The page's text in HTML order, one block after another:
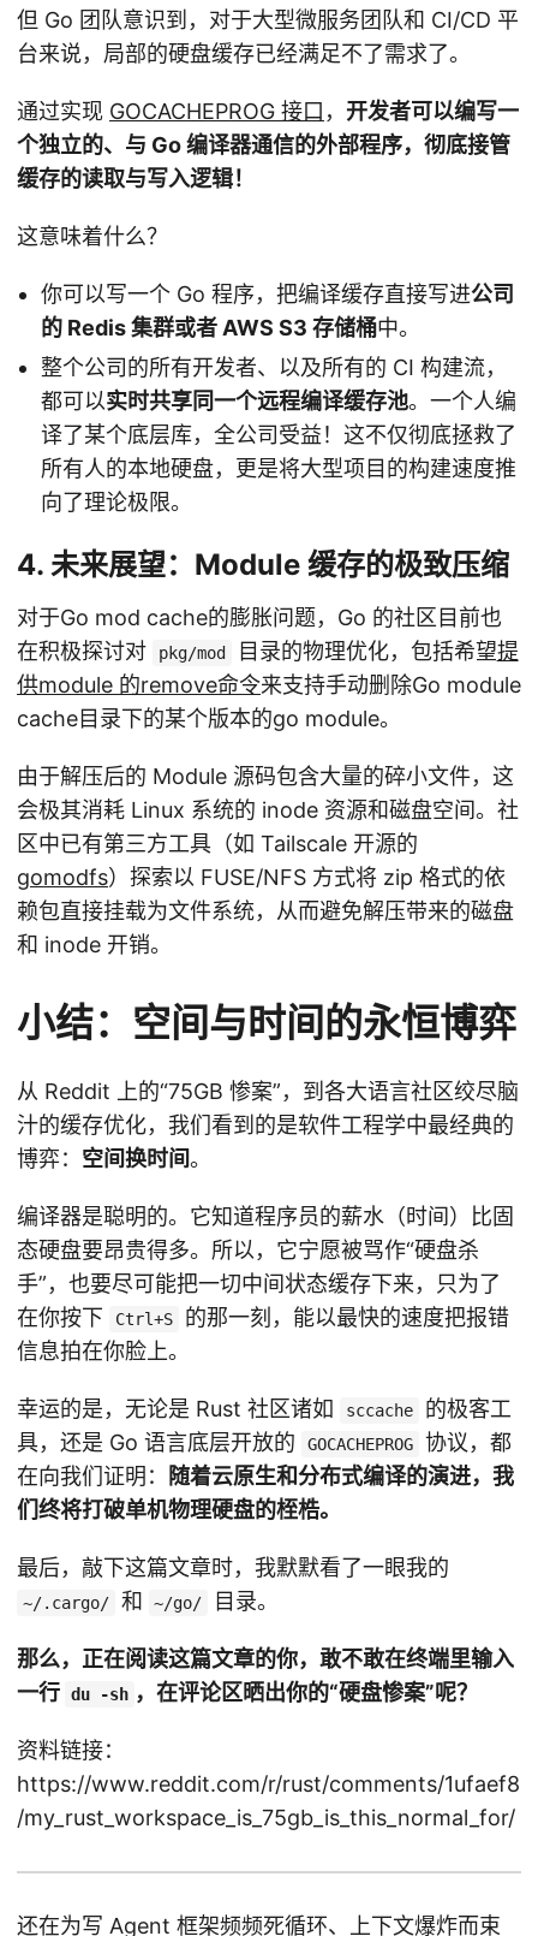
但 Go 团队意识到，对于大型微服务团队和 CI/CD 平
台来说，局部的硬盘缓存已经满足不了需求了。
通过实现 GOCACHEPROG 接口 ， 开发者可以编写一
个独立的、与 Go 编译器通信的外部程序，彻底接管
缓存的读取与写入逻辑！
这意味着什么？
你可以写一个 Go 程序，把编译缓存直接写进公司
的 Redis 集群或者 AWS S3 存储桶中。
整个公司的所有开发者、以及所有的 CI 构建流，
都可以实时共享同一个远程编译缓存池。一个人编
译了某个底层库，全公司受益！这不仅彻底拯救了
所有人的本地硬盘，更是将大型项目的构建速度推
向了理论极限。
4. 未来展望：Module 缓存的极致压缩
对于Go mod cache的膨胀问题，Go 的社区目前也
在积极探讨对
pkg/mod 目录的物理优化，包括希望提
供module 的remove命令来支持手动删除Go module
cache目录下的某个版本的go module。
由于解压后的 Module 源码包含大量的碎小文件，这
会极其消耗 Linux 系统的 inode 资源和磁盘空间。社
区中已有第三方工具（如 Tailscale 开源的
gomodfs）探索以 FUSE/NFS 方式将 zip 格式的依
赖包直接挂载为文件系统，从而避免解压带来的磁盘
和 inode 开销。
小结：空间与时间的永恒博弈
从 Reddit 上的“75GB 惨案”，到各大语言社区绞尽脑
汁的缓存优化，我们看到的是软件工程学中最经典的
博弈： 空间换时间。
编译器是聪明的。它知道程序员的薪水（时间）比固
态硬盘要昂贵得多。所以，它宁愿被骂作“硬盘杀
手”，也要尽可能把一切中间状态缓存下来，只为了
在你按下
Ctrl+S
的那一刻，能以最快的速度把报错
信息拍在你脸上。
幸运的是，无论是 Rust 社区诸如 sccache
的极客工
具，还是 Go 语言底层开放的
GOCACHEPROG
协议，都
在向我们证明：
随着云原生和分布式编译的演进，我
们终将打破单机物理硬盘的桎梏。
最后，敲下这篇文章时，我默默看了一眼我的
~/.cargo/ 和 ~/go/ 目录。
那么，正在阅读这篇文章的你，敢不敢在终端里输入
一行 du -sh ，在评论区晒出你的“硬盘惨案”呢？
资料链接：
https://www.reddit.com/r/rust/comments/1ufaef8
/my_rust_workspace_is_75gb_is_this_normal_for/
还在为写 Agent 框架频频死循环、上下文爆炸而束